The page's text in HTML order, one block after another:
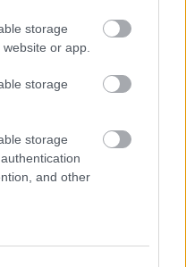
storage
or app.
storage
storage
and other